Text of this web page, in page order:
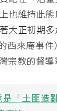
也維持此
大正初期
西來庵事
宗教的督導
「土匪造